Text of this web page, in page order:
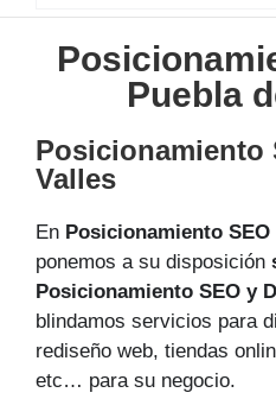
Puebla
Posicionamiento
Valles
En Posicionamiento
ponemos a su disposición
Posicionamiento SEO y
blindamos servicios para
rediseño web, tiendas
etc… para su negocio.